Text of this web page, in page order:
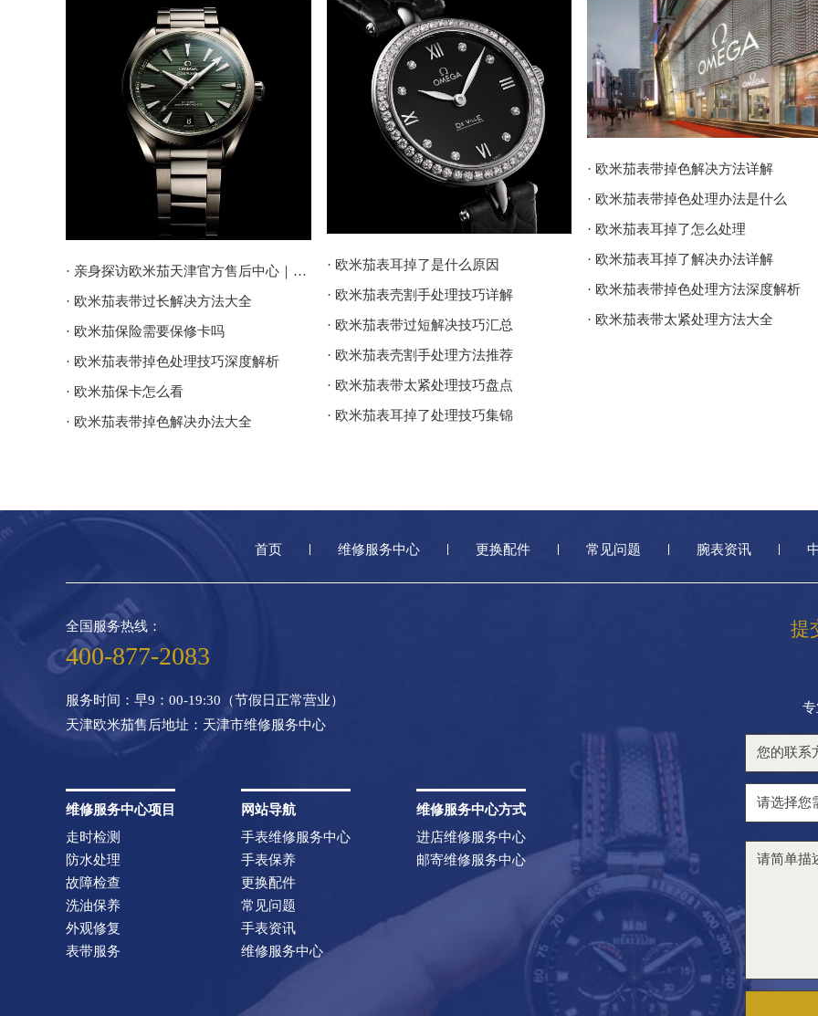
· 亲身探访欧米茄天津官方售后中心｜地址报修全流程真实经历（2026年6月最新）
· 欧米茄表带过长解决方法大全
· 欧米茄保险需要保修卡吗
· 欧米茄表带掉色处理技巧深度解析
· 欧米茄保卡怎么看
· 欧米茄表带掉色解决办法大全
· 欧米茄表耳掉了是什么原因
· 欧米茄表壳割手处理技巧详解
· 欧米茄表带过短解决技巧汇总
· 欧米茄表壳割手处理方法推荐
· 欧米茄表带太紧处理技巧盘点
· 欧米茄表耳掉了处理技巧集锦
· 欧米茄表带掉色解决方法详解
· 欧米茄表带掉色处理办法是什么
· 欧米茄表耳掉了怎么处理
· 欧米茄表耳掉了解决办法详解
· 欧米茄表带掉色处理方法深度解析
· 欧米茄表带太紧处理方法大全
首页 维修服务中心 更换配件 常见问题 腕表资讯
提
全国服务热线：
400-877-2083
服务时间：早9：00-19:30（节假日正常营业）
天津欧米茄售后地址：天津市维修服务中心
维修服务中心项目
走时检测
防水处理
故障检查
洗油保养
外观修复
表带服务
网站导航
手表维修服务中心
手表保养
更换配件
常见问题
手表资讯
维修服务中心
维修服务中心方式
进店维修服务中心
邮寄维修服务中心